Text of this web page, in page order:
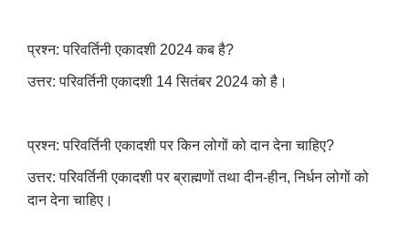
प्रश्न: परिवर्तिनी एकादशी 2024 कब है?
उत्तर: परिवर्तिनी एकादशी 14 सितंबर 2024 को है।
प्रश्न: परिवर्तिनी एकादशी पर किन लोगों को दान देना चाहिए?
उत्तर: परिवर्तिनी एकादशी पर ब्राह्मणों तथा दीन-हीन, निर्धन लोगों को
दान देना चाहिए।